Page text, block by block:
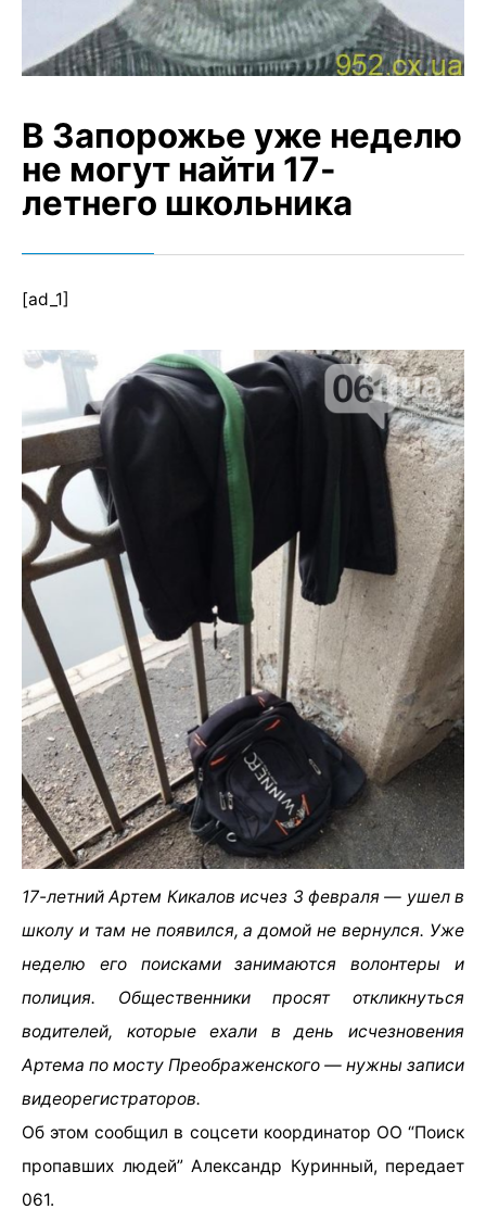
В Запорожье уже неделю
не могут найти 17-
летнего школьника
[ad_1]
17-летний Артем Кикалов исчез 3 февраля — ушел в
школу и там не появился, а домой не вернулся. Уже
неделю его поисками занимаются волонтеры и
полиция. Общественники просят откликнуться
водителей, которые ехали в день исчезновения
Артема по мосту Преображенского — нужны записи
видеорегистраторов.
Об этом сообщил в соцсети координатор ОО “Поиск
пропавших людей” Александр Куринный, передает
061.